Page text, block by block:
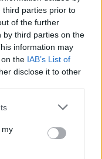
third parties prior to
of the further
by third parties on the
information may
the IAB’s List of
disclose it to other
or more Google
You may click to
third-party tags to
in below Google
my